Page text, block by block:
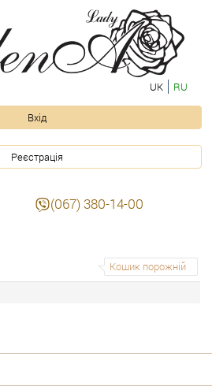
UK RU
Вхід
Реєстрація
(067) 380-14-00
Кошик порожній